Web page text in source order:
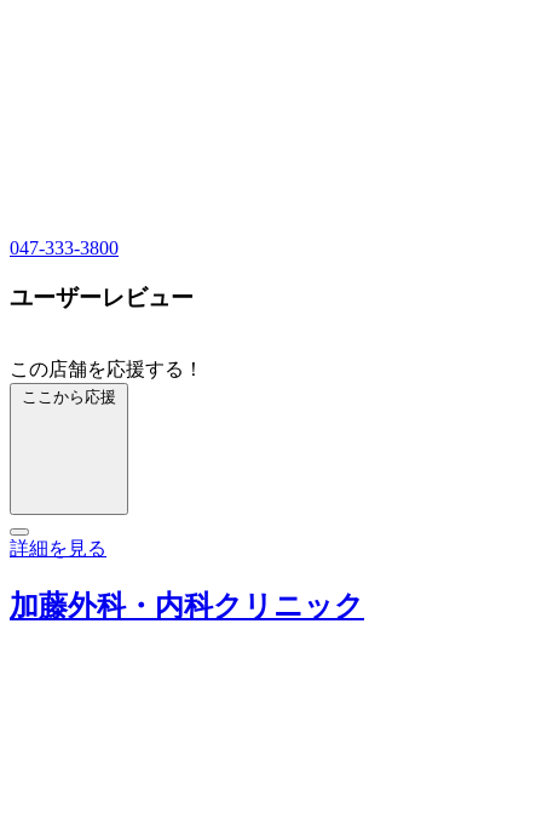
047-333-3800
ユーザーレビュー
この店舗を応援する！
ここから応援
詳細を見る
加藤外科・内科クリニック